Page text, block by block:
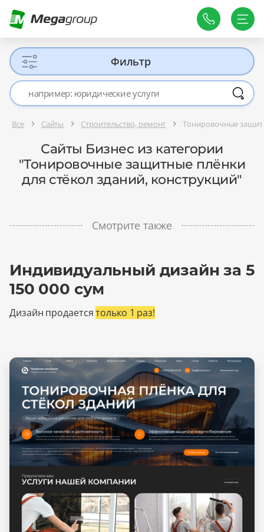
Фильтр
Все Сайты Строительство, ремонт Тонировочные
Сайты Бизнес из категории
"Тонировочные защитные плёнки
для стёкол зданий, конструкций"
Смотрите также
Индивидуальный дизайн за 5
150 000 сум
Дизайн продаетсятолько 1 раз!